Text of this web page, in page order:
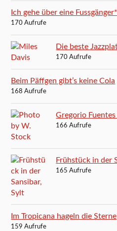
Ich gehe über eine
170 Aufrufe
Die beste
170 Aufrufe
Beim Päffgen gibt’s keine Cola
168 Aufrufe
Gregorio
166 Aufrufe
Frühstück in der
165 Aufrufe
Im Tropicana hageln die Sterne
159 Aufrufe